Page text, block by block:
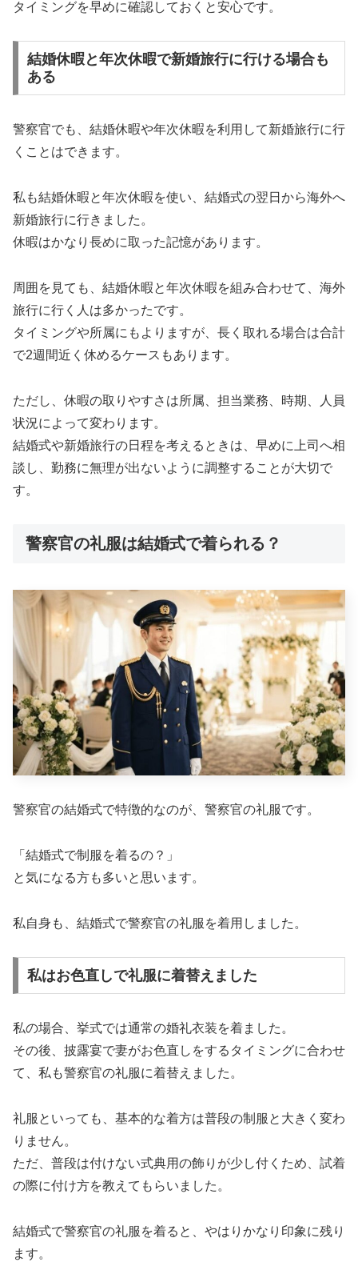
タイミングを早めに確認しておくと安心です。
結婚休暇と年次休暇で新婚旅行に行ける場合も
ある
警察官でも、結婚休暇や年次休暇を利用して新婚旅行に行
くことはできます。
私も結婚休暇と年次休暇を使い、結婚式の翌日から海外へ
新婚旅行に行きました。
休暇はかなり長めに取った記憶があります。
周囲を見ても、結婚休暇と年次休暇を組み合わせて、海外
旅行に行く人は多かったです。
タイミングや所属にもよりますが、長く取れる場合は合計
で2週間近く休めるケースもあります。
ただし、休暇の取りやすさは所属、担当業務、時期、人員
状況によって変わります。
結婚式や新婚旅行の日程を考えるときは、早めに上司へ相
談し、勤務に無理が出ないように調整することが大切で
す。
警察官の礼服は結婚式で着られる？
警察官の結婚式で特徴的なのが、警察官の礼服です。
「結婚式で制服を着るの？」
と気になる方も多いと思います。
私自身も、結婚式で警察官の礼服を着用しました。
私はお色直しで礼服に着替えました
私の場合、挙式では通常の婚礼衣装を着ました。
その後、披露宴で妻がお色直しをするタイミングに合わせ
て、私も警察官の礼服に着替えました。
礼服といっても、基本的な着方は普段の制服と大きく変わ
りません。
ただ、普段は付けない式典用の飾りが少し付くため、試着
の際に付け方を教えてもらいました。
結婚式で警察官の礼服を着ると、やはりかなり印象に残り
ます。